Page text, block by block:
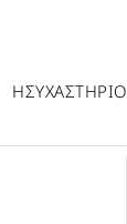
ΗΣΥΧΑΣΤΗΡΙΟ